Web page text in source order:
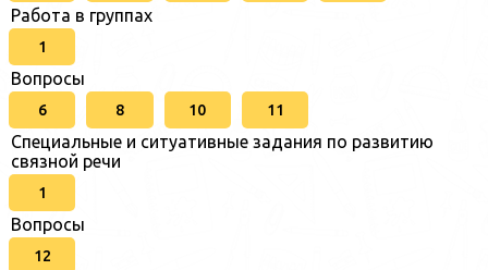
Работа в группах
1
Вопросы
6 8 10 11
Специальные и ситуативные задания по развитию
связной речи
1
Вопросы
12